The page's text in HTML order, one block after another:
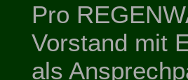
Pro
Vorstand mit
als